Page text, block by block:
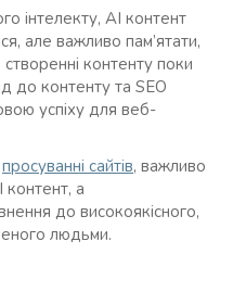
інтелекту, AI контент
але важливо пам’ятати,
контенту поки
до контенту та SEO
успіху для веб-
просуванні сайтів, важливо
а
до високоякісного,
людьми.